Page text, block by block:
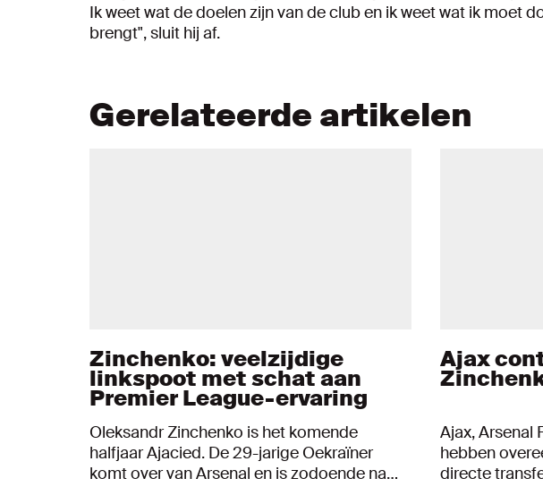
Ik weet wat de doelen zijn van de club en ik weet wat ik moet
brengt", sluit hij af.
Gerelateerde artikelen
Zinchenko: veelzijdige
linkspoot met schat aan
Premier League-ervaring
Oleksandr Zinchenko is het komende
halfjaar Ajacied. De 29-jarige Oekraïner
komt over van Arsenal en is zodoende na
Ajax
Ajax, Arsenal
hebben
directe